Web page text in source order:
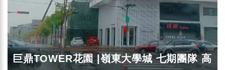
巨鼎TOWER花園 |嶺東大學城 七期團隊 高